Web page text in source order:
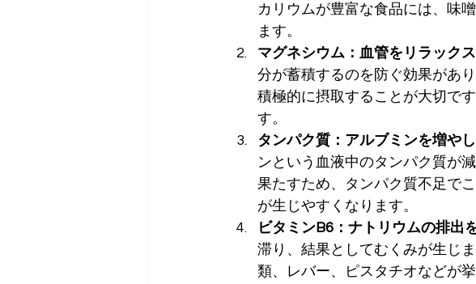
カリウムが豊富な食品には、味
ます。
マグネシウム：血管をリラック
分が蓄積するのを防ぐ効果があ
積極的に摂取することが大切で
す。
タンパク質：アルブミンを増や
ンという血液中のタンパク質が
果たすため、タンパク質不足で
が生じやすくなります。
ビタミンB6：ナトリウムの排出
滞り、結果としてむくみが生じ
類、レバー、ピスタチオなどが挙